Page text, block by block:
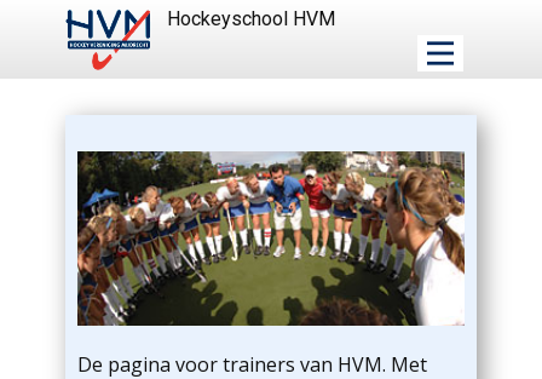
Hockeyschool HVM
De pagina voor trainers van HVM. Met